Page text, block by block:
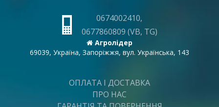
0674002410,
0677860809 (VB, TG)
Агролідер
69039, Україна, Запоріжжя, вул. Українська, 143
ОПЛАТА І ДОСТАВКА
ПРО НАС